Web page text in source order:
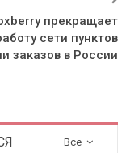
прекращает
сети пунктов
заказов в России
Все